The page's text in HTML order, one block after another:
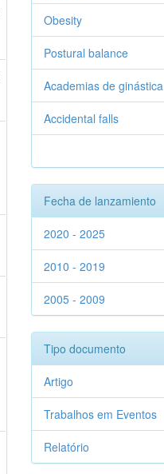
Obesity
Postural balance
Academias de ginástica
Accidental falls
Fecha de lanzamiento
2020 - 2025
2010 - 2019
2005 - 2009
Tipo documento
Artigo
Trabalhos em Eventos
Relatório